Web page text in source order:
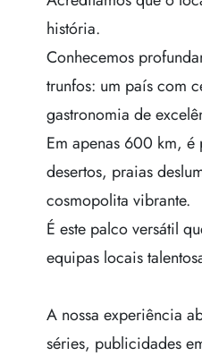
história.
Conhecemos
trunfos: um país com
gastronomia de
Em apenas 600 km, é
desertos, praias
cosmopolita vibrante.
É este palco versátil
equipas locais
A nossa experiência
séries, publicidades